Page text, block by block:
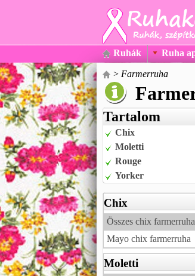
Ruhák Ruha
> Farmerruha
Tartalom
Chix
Moletti
Rouge
Yorker
Chix
Összes chix farmerruha
Mayo chix farmerruha
Moletti